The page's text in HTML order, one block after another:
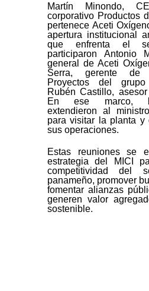
Martín Minondo,
corporativo Productos
pertenece Aceti
apertura institucional
que enfrenta el
participaron Antonio
general de Aceti
Serra, gerente de
Proyectos del
Rubén Castillo,
En ese marco,
extendieron al
para visitar la planta y
sus operaciones.
Estas reuniones se
estrategia del MICI
competitividad del
panameño, promover
fomentar alianzas
generen valor
sostenible.